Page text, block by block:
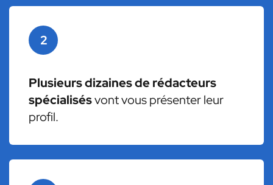
2
Plusieurs dizaines de rédacteurs
spécialisésvont vous présenter leur
profil.